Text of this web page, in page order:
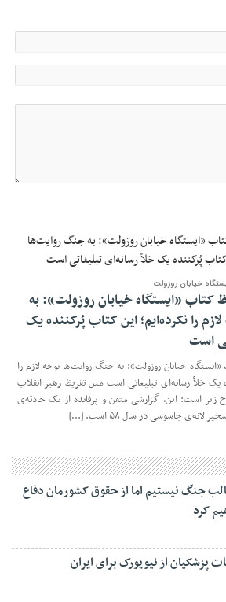
خیابان روزولت
کتاب «ایستگاه خیابان روزولت»: به
را نکرده‌ایم؛ این کتاب پُرکننده‌ یک
است
خیابان روزولت»: به جنگ روایت‌ها توجه لازم را
یک خلأ رسانه‌ای تبلیغاتی است متن تقریظ رهبر انقلاب
زیر است: این، گزارشی متقن و پرفایده از یک حادثه‌ی
جاسوسی در سال ۵۸ است. […]
از حقوق کشورمان دفاع خواهیم
جلسه هیئت وزیران با اشاره به تجاوز اسرائیل به حریم
هوایی کشورمان گفت: مردم عزیز ما و نظام جمهوری اسلامی در ۴۵ سال گذشته نشان
هیچ متجاوزی کوتاه نمی‌آیند. وی با بیان اینکه امروز
همه جهانیان ثابت شده است، افزود: امروز وجدان‌های
جنگ نیستیم اما از حقوق کشورمان دفاع
کرد
پزشکیان از نیویورک برای ایران